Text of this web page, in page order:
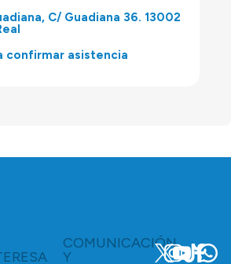
C/ Guadiana 36. 13002
confirmar asistencia
COMUNICACIÓN
Y